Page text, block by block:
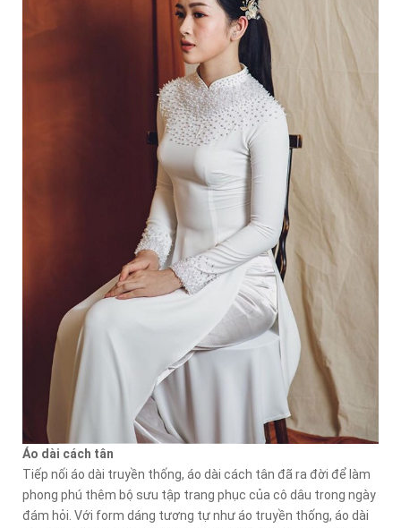
Áo dài cách tân
Tiếp nối áo dài truyền thống, áo dài cách tân đã ra đời để làm
phong phú thêm bộ sưu tập trang phục của cô dâu trong ngày
đám hỏi. Với form dáng tương tự như áo truyền thống, áo dài